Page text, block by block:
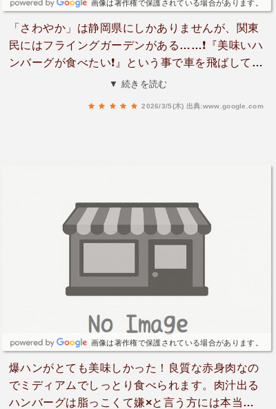
画像は著作権で保護されている場合があります。
「さわやか」は静岡県にしかありませんが、関東
民にはフライングガーデンがある‪……‬❗️『美味いハ
ンバーグが食べたい❗️』という事で車を飛ばして40
分。爆弾ハンバーグキングの和風ソースとガーリ
たです。ご馳走様でした。是非また来店したいと
思います😊
▼ 続きを読む
2026/3/5(木) 出典:www.google.com
画像は著作権で保護されている場合があります。
爆ハンがとても美味しかった！良質な赤身肉なの
でミディアムでしっとり食べられます。肉汁出る
ハンバーグは脂っこくて嫌×と言う方には本当に